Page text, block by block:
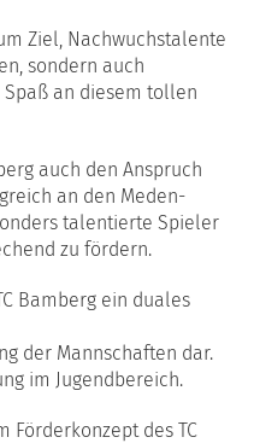
Ziel, Nachwuchstalente
sondern auch
an diesem tollen
auch den Anspruch
an den Meden-
talentierte Spieler
zu fördern.
Bamberg ein duales
der Mannschaften dar.
im Jugendbereich.
Förderkonzept des TC